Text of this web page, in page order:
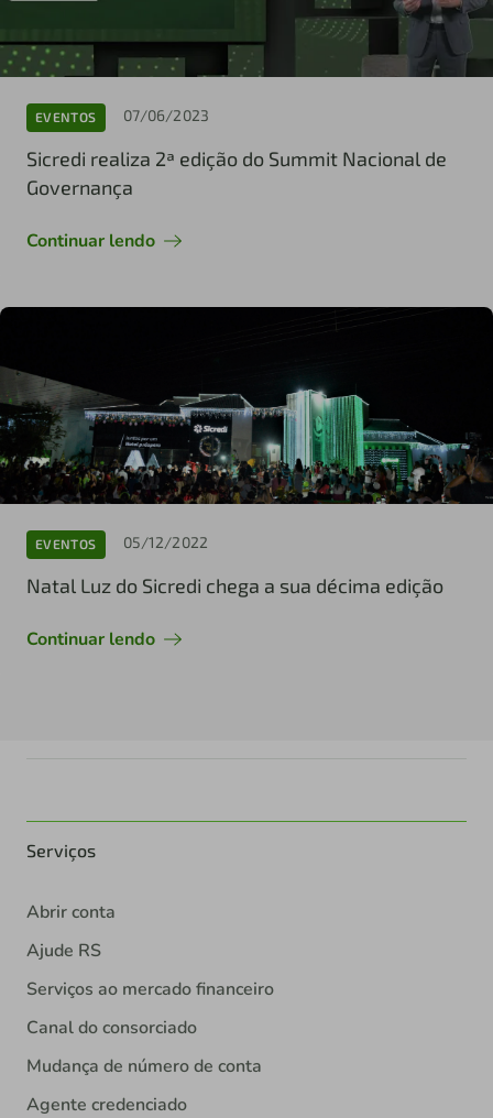
EVENTOS 07/06/2023
Sicredi realiza 2ª edição do Summit Nacional de
Governança
Continuar lendo
EVENTOS 05/12/2022
Natal Luz do Sicredi chega a sua décima edição
Continuar lendo
Serviços
Abrir conta
Ajude RS
Serviços ao mercado financeiro
Canal do consorciado
Mudança de número de conta
Agente credenciado